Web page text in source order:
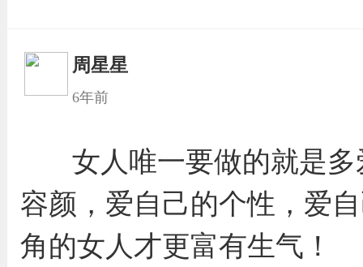
周星星
6年前
女人唯一要做的就是
容颜，爱自己的个性，爱
角的女人才更富有生气！